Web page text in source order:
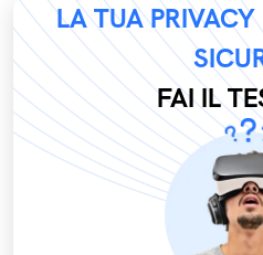
LA TUA
FAI IL